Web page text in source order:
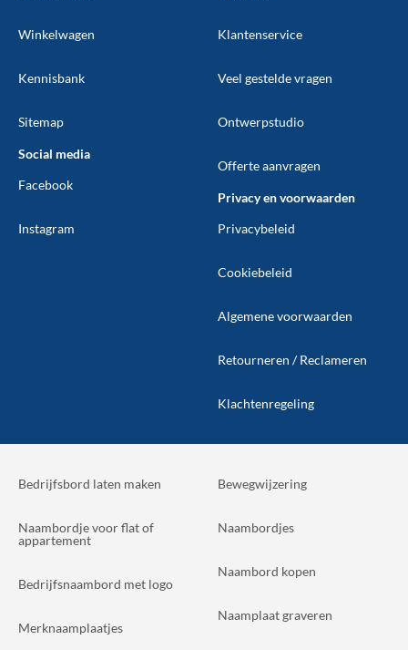
Winkelwagen
Kennisbank
Sitemap
Social media
Facebook
Instagram
Klantenservice
Veel gestelde vragen
Ontwerpstudio
Offerte aanvragen
Privacy en voorwaarden
Privacybeleid
Cookiebeleid
Algemene voorwaarden
Retourneren / Reclameren
Klachtenregeling
Bedrijfsbord laten maken
Naambordje voor flat of
appartement
Bedrijfsnaambord met logo
Merknaamplaatjes
Bewegwijzering
Naambordjes
Naambord kopen
Naamplaat graveren